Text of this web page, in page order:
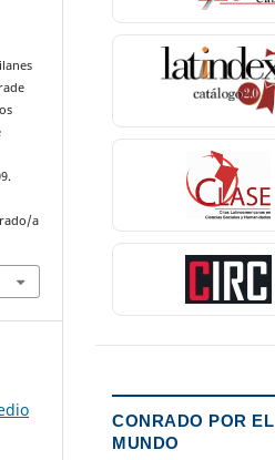
a
CONRADO POR EL
MUNDO